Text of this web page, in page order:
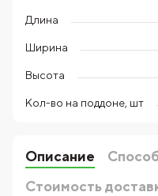
Длина
Ширина
Высота
Кол-во на поддоне, шт
Описание
Стоимость